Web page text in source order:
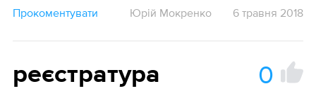
Прокоментувати Юрій Мокренко 6 травня 2018
реєстратура 0